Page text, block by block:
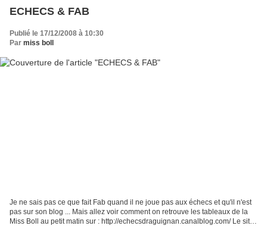
ECHECS & FAB
Publié le 17/12/2008 à 10:30
Par miss boll
Je ne sais pas ce que fait Fab quand il ne joue pas aux échecs et qu'il n'est
pas sur son blog ... Mais allez voir comment on retrouve les tableaux de la
Miss Boll au petit matin sur : http://echecsdraguignan.canalblog.com/ Le site